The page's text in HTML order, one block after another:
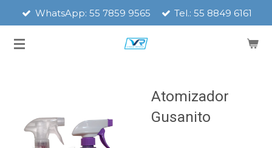
contenido
WhatsApp: 55 7859 9565 Tel.: 55 8849 6161
Atomizador
Gusanito